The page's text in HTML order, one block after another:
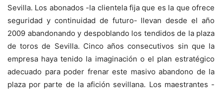
Sevilla. Los abonados -la clientela fija que es la que ofrece
seguridad y continuidad de futuro- llevan desde el año
2009 abandonando y despoblando los tendidos de la plaza
de toros de Sevilla. Cinco años consecutivos sin que la
empresa haya tenido la imaginación o el plan estratégico
adecuado para poder frenar este masivo abandono de la
plaza por parte de la afición sevillana. Los maestrantes -